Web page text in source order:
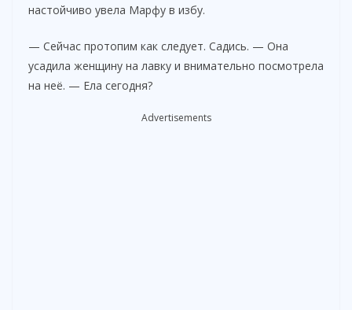
настойчиво увела Марфу в избу.
— Сейчас протопим как следует. Садись. — Она
усадила женщину на лавку и внимательно посмотрела
на неё. — Ела сегодня?
Advertisements